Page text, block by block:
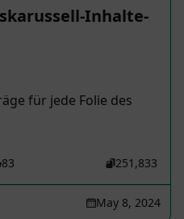
Inhalte-
für jede Folie des
83 251,833
May 8, 2024